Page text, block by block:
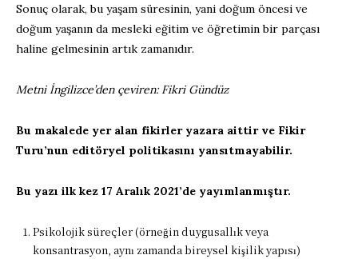
Sonuç olarak, bu yaşam süresinin, yani doğum öncesi ve
doğum yaşanın da mesleki eğitim ve öğretimin bir parçası
haline gelmesinin artık zamanıdır.
Metni İngilizce’den çeviren: Fikri Gündüz
Bu makalede yer alan fikirler yazara aittir ve Fikir
Turu’nun editöryel politikasını yansıtmayabilir.
Bu yazı ilk kez 17 Aralık 2021’de yayımlanmıştır.
Psikolojik süreçler (örneğin duygusallık veya
konsantrasyon, aynı zamanda bireysel kişilik yapısı)